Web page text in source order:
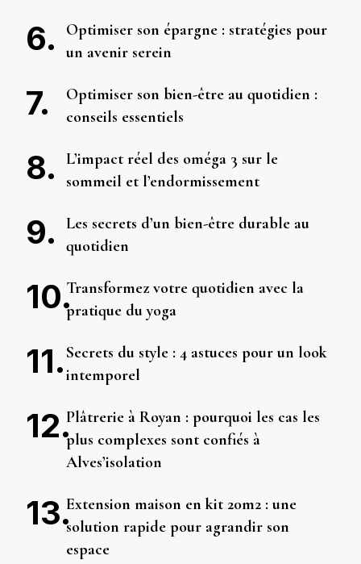
Optimiser son épargne : stratégies pour
un avenir serein
Optimiser son bien-être au quotidien :
conseils essentiels
L’impact réel des oméga 3 sur le
sommeil et l’endormissement
Les secrets d’un bien-être durable au
quotidien
Transformez votre quotidien avec la
pratique du yoga
Secrets du style : 4 astuces pour un look
intemporel
Plâtrerie à Royan : pourquoi les cas les
plus complexes sont confiés à
Alves’isolation
Extension maison en kit 20m2 : une
solution rapide pour agrandir son
espace